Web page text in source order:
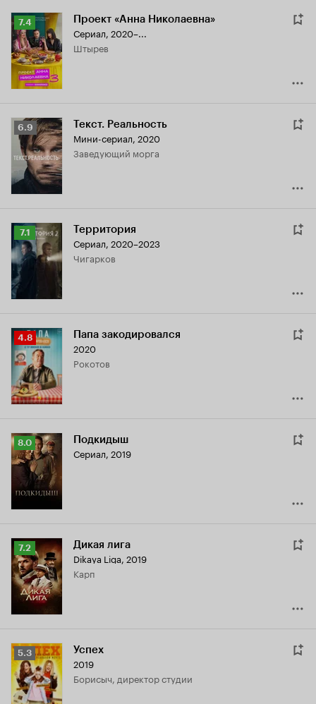
Рейтинг
Кинопоиска
7.4
7.4 Проект «Анна Николаевна»
Сериал, 2020–...
Штырев
Рейтинг
Кинопоиска
6.9
6.9 Текст. Реальность
Мини-сериал, 2020
заведующий морга
Рейтинг
Кинопоиска
7.1
7.1 Территория
Сериал, 2020–2023
Чигарков
Рейтинг
Кинопоиска
4.8
4.8 Папа закодировался
2020
Рокотов
Рейтинг
Кинопоиска
8.0
8.0 Подкидыш
Сериал, 2019
Рейтинг
Кинопоиска
7.2
7.2 Дикая лига
Dikaya Liga, 2019
Карп
Рейтинг
Кинопоиска
5.3
5.3 Успех
2019
Борисыч, директор студии